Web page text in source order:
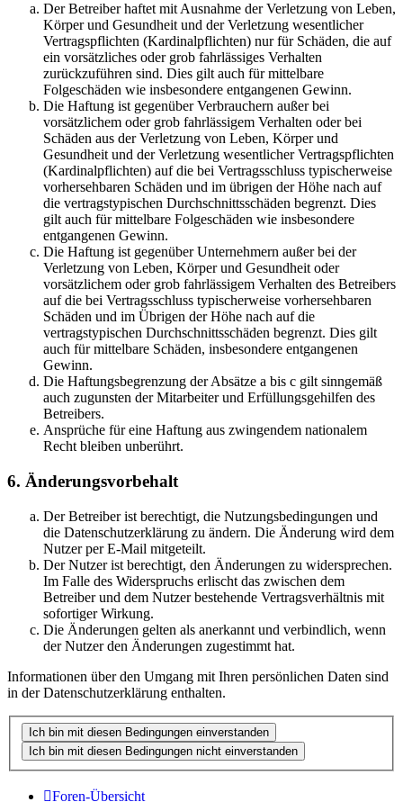
Der Betreiber haftet mit Ausnahme der Verletzung von Leben,
Körper und Gesundheit und der Verletzung wesentlicher
Vertragspflichten (Kardinalpflichten) nur für Schäden, die auf
ein vorsätzliches oder grob fahrlässiges Verhalten
zurückzuführen sind. Dies gilt auch für mittelbare
Folgeschäden wie insbesondere entgangenen Gewinn.
Die Haftung ist gegenüber Verbrauchern außer bei
vorsätzlichem oder grob fahrlässigem Verhalten oder bei
Schäden aus der Verletzung von Leben, Körper und
Gesundheit und der Verletzung wesentlicher Vertragspflichten
(Kardinalpflichten) auf die bei Vertragsschluss typischerweise
vorhersehbaren Schäden und im übrigen der Höhe nach auf
die vertragstypischen Durchschnittsschäden begrenzt. Dies
gilt auch für mittelbare Folgeschäden wie insbesondere
entgangenen Gewinn.
Die Haftung ist gegenüber Unternehmern außer bei der
Verletzung von Leben, Körper und Gesundheit oder
vorsätzlichem oder grob fahrlässigem Verhalten des Betreibers
auf die bei Vertragsschluss typischerweise vorhersehbaren
Schäden und im Übrigen der Höhe nach auf die
vertragstypischen Durchschnittsschäden begrenzt. Dies gilt
auch für mittelbare Schäden, insbesondere entgangenen
Gewinn.
Die Haftungsbegrenzung der Absätze a bis c gilt sinngemäß
auch zugunsten der Mitarbeiter und Erfüllungsgehilfen des
Betreibers.
Ansprüche für eine Haftung aus zwingendem nationalem
Recht bleiben unberührt.
6. Änderungsvorbehalt
Der Betreiber ist berechtigt, die Nutzungsbedingungen und
die Datenschutzerklärung zu ändern. Die Änderung wird dem
Nutzer per E-Mail mitgeteilt.
Der Nutzer ist berechtigt, den Änderungen zu widersprechen.
Im Falle des Widerspruchs erlischt das zwischen dem
Betreiber und dem Nutzer bestehende Vertragsverhältnis mit
sofortiger Wirkung.
Die Änderungen gelten als anerkannt und verbindlich, wenn
der Nutzer den Änderungen zugestimmt hat.
Informationen über den Umgang mit Ihren persönlichen Daten sind
in der Datenschutzerklärung enthalten.
Foren-Übersicht